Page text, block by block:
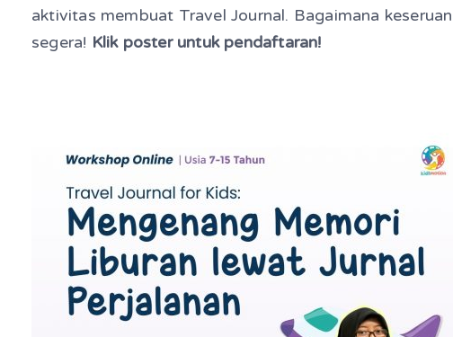
aktivitas membuat Travel Journal. Bagaimana
segera! Klik poster untuk pendaftaran!